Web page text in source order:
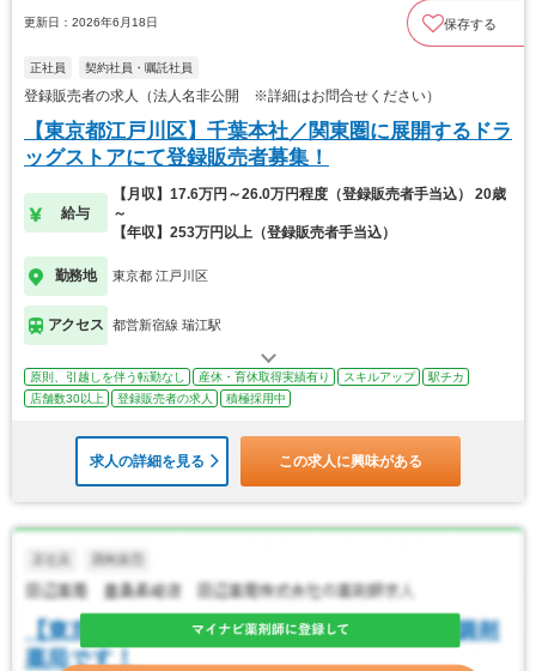
更新日：2026年6月18日 保存する
正社員 契約社員・嘱託社員
登録販売者の求人（法人名非公開 ※詳細はお問合せください）
【東京都江戸川区】千葉本社／関東圏に展開するドラ
ッグストアにて登録販売者募集！
給与
【月収】17.6万円～26.0万円程度（登録販売者手当込） 20歳
～
【年収】253万円以上（登録販売者手当込）
勤務地 東京都 江戸川区
アクセス 都営新宿線 瑞江駅
原則、引越しを伴う転勤なし 産休・育休取得実績有り スキルアップ
駅チカ
店舗数30以上
登録販売者の求人 積極採用中
求人の詳細を見る この求人に興味がある